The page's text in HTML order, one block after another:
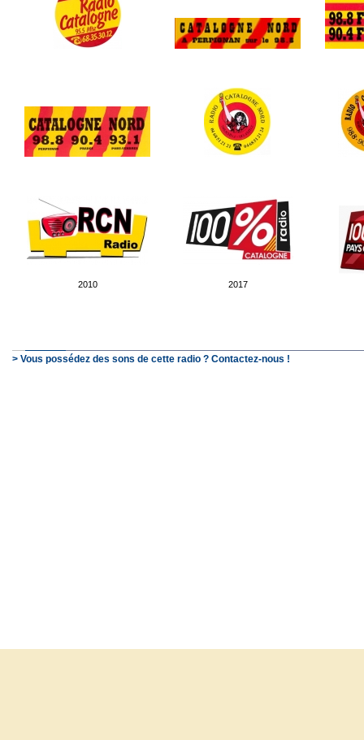
2010 2017
> Vous possédez des sons de cette radio ? Contactez-nous !